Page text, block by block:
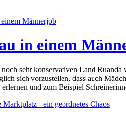
in einem
sehr konservativen Land Ruanda
sich vorzustellen, dass auch
und zum Beispiel